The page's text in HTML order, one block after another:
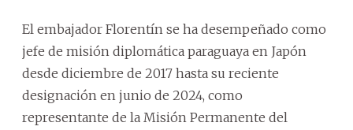
El embajador Florentín se ha desempeñado como
jefe de misión diplomática paraguaya en Japón
desde diciembre de 2017 hasta su reciente
designación en junio de 2024, como
representante de la Misión Permanente del